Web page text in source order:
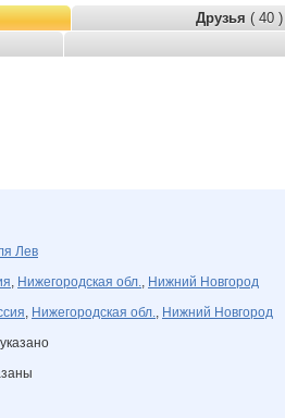
Друзья ( 40 )
Лев
, Нижегородская обл., Нижний Новгород
, Нижегородская обл., Нижний Новгород